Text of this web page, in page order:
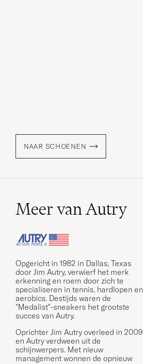
NAAR SCHOENEN
Meer van Autry
Opgericht in 1982 in Dallas, Texas
door Jim Autry, verwierf het merk
erkenning en roem door zich te
specialiseren in tennis, hardlopen en
aerobics. Destijds waren de
"Medalist"-sneakers het grootste
succes van Autry.
Oprichter Jim Autry overleed in 2009
en Autry verdween uit de
schijnwerpers. Met nieuw
management wonnen de opnieuw